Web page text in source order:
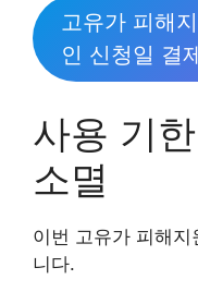
고유가 피해
인 신청일 결
사용 기
소멸
이번 고유가 피해
니다.